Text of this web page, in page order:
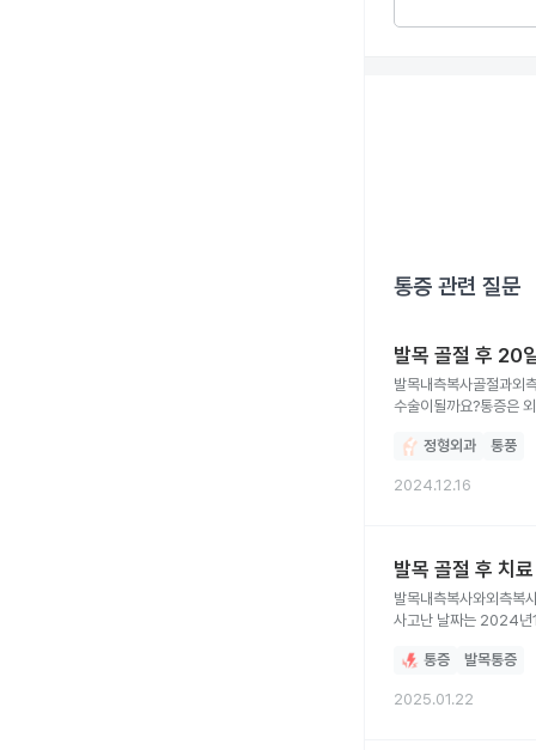
통증 관련 질문
발목 골절 후 20
발목내측복사골절과외측복사금이조금갔
수술이될까요?통증은
정형외과 통풍
2024.12.16
발목 골절 후 치
발목내측복사와외측복
사고난 날짜는 2024년
통증 발목통증
2025.01.22